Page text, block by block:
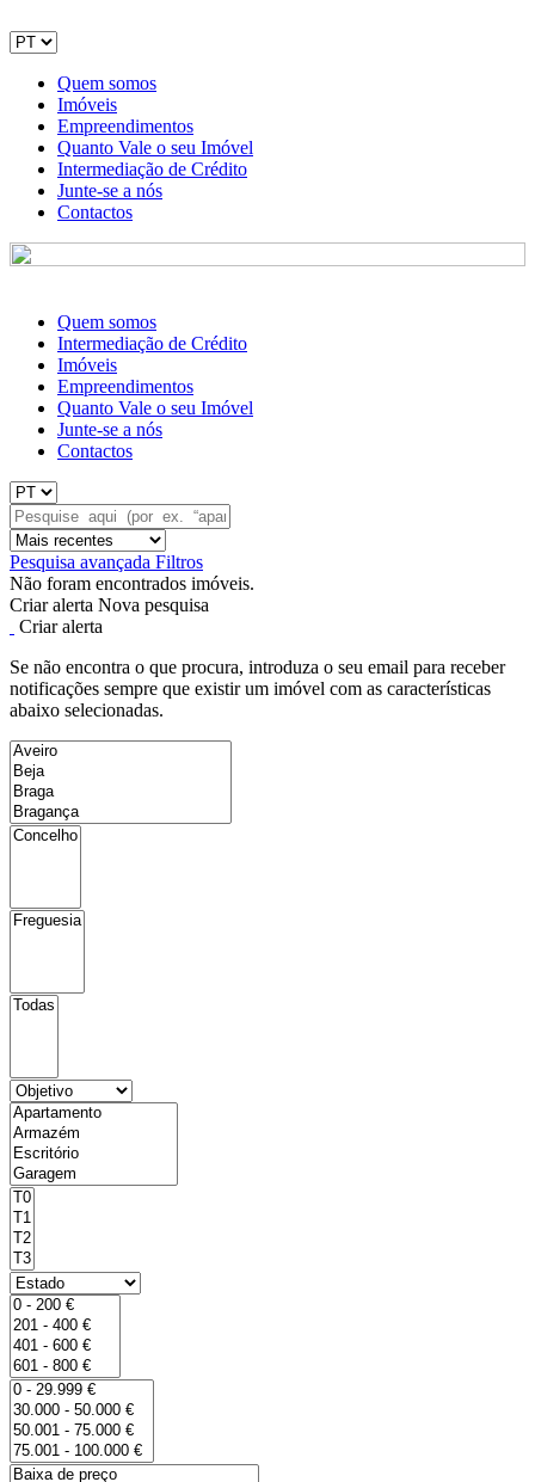
Quem somos
Imóveis
Empreendimentos
Quanto Vale o seu Imóvel
Intermediação de Crédito
Junte-se a nós
Contactos
Quem somos
Intermediação de Crédito
Imóveis
Empreendimentos
Quanto Vale o seu Imóvel
Junte-se a nós
Contactos
Pesquisa avançada Filtros
Não foram encontrados imóveis.
Criar alerta Nova pesquisa
Criar alerta
Se não encontra o que procura, introduza o seu email para receber
notificações sempre que existir um imóvel com as características
abaixo selecionadas.